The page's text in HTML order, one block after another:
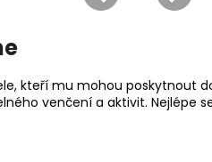
kteří mu mohou poskytnout
venčení a aktivit. Nejlépe